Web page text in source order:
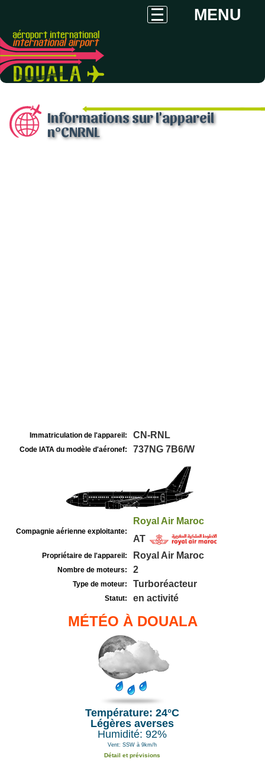
MENU
Informations sur l'appareil
n°CNRNL
Immatriculation de l'appareil: CN-RNL
Code IATA du modèle d'aéronef: 737NG 7B6/W
Compagnie aérienne exploitante:
Royal Air Maroc
AT
Propriétaire de l'appareil: Royal Air Maroc
Nombre de moteurs: 2
Type de moteur: Turboréacteur
Statut: en activité
MÉTÉO À DOUALA
Température: 24°C
Légères averses
Humidité: 92%
Vent: SSW à 9km/h
Détail et prévisions